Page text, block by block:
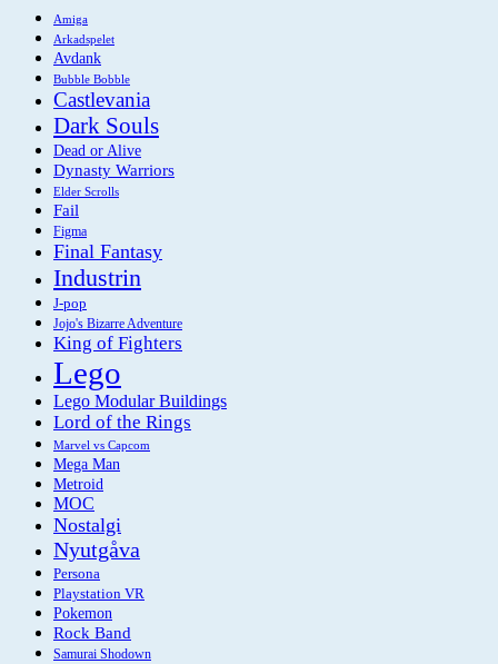
Amiga
Arkadspelet
Avdank
Bubble Bobble
Castlevania
Dark Souls
Dead or Alive
Dynasty Warriors
Elder Scrolls
Fail
Figma
Final Fantasy
Industrin
J-pop
Jojo's Bizarre Adventure
King of Fighters
Lego
Lego Modular Buildings
Lord of the Rings
Marvel vs Capcom
Mega Man
Metroid
MOC
Nostalgi
Nyutgåva
Persona
Playstation VR
Pokemon
Rock Band
Samurai Shodown